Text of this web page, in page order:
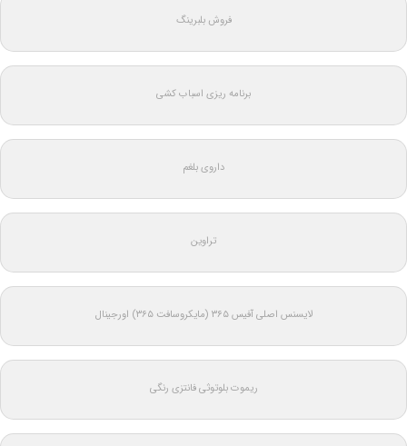
فروش بلبرینگ
برنامه ریزی اسباب کشی
داروی بلغم
تراوین
لایسنس اصلی آفیس ۳۶۵ (مایکروسافت ۳۶۵) اورجینال
ریموت بلوتوثی فانتزی رنگی